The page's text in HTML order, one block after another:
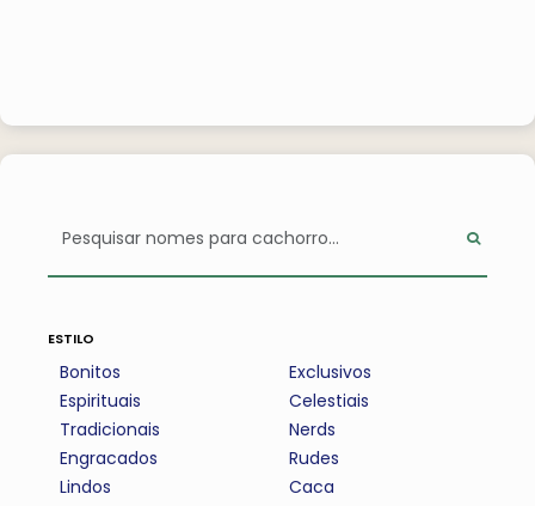
estilo
Bonitos
Espirituais
Tradicionais
Engracados
Lindos
Exclusivos
Celestiais
Nerds
Rudes
Caca